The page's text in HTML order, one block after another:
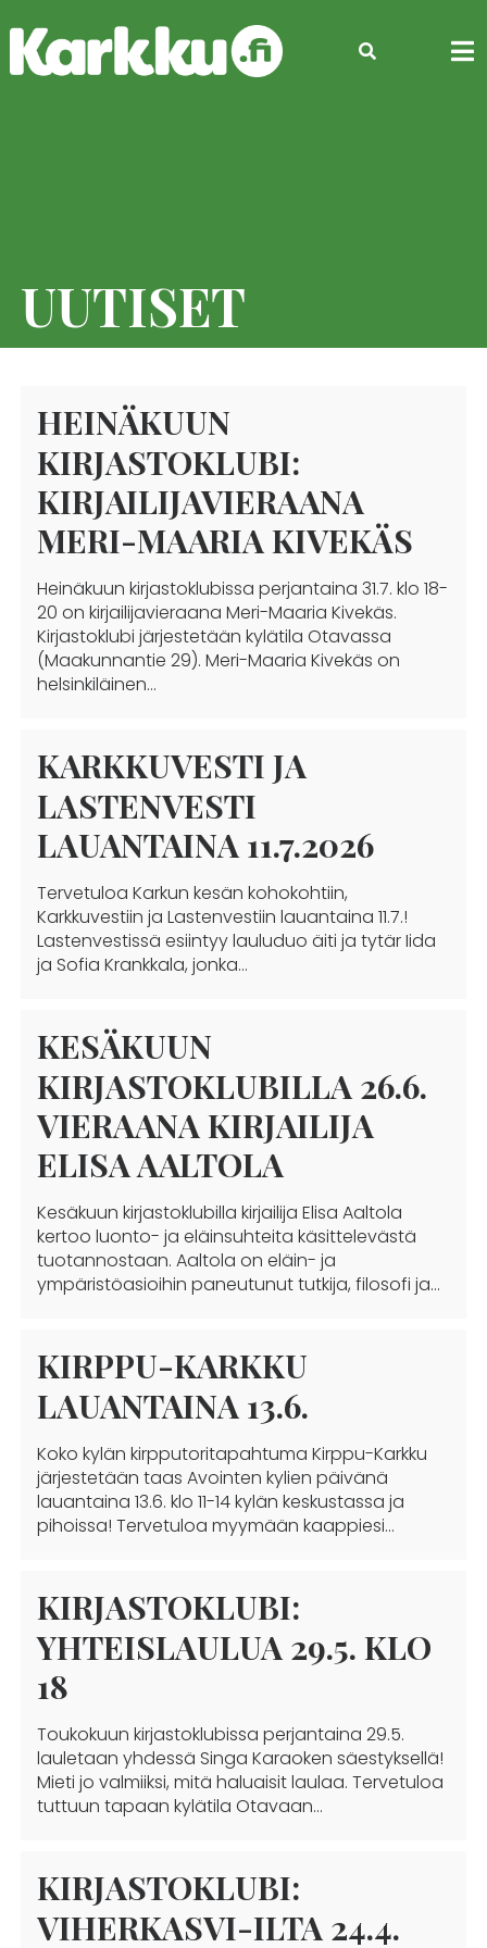
to
content
UUTISET
HEINÄKUUN
KIRJASTOKLUBI:
KIRJAILIJAVIERAANA
MERI-MAARIA KIVEKÄS
Heinäkuun kirjastoklubissa perjantaina 31.7. klo 18-
20 on kirjailijavieraana Meri-Maaria Kivekäs.
Kirjastoklubi järjestetään kylätila Otavassa
(Maakunnantie 29). Meri-Maaria Kivekäs on
helsinkiläinen…
KARKKUVESTI JA
LASTENVESTI
LAUANTAINA 11.7.2026
Tervetuloa Karkun kesän kohokohtiin,
Karkkuvestiin ja Lastenvestiin lauantaina 11.7.!
Lastenvestissä esiintyy lauluduo äiti ja tytär Iida
ja Sofia Krankkala, jonka…
KESÄKUUN
KIRJASTOKLUBILLA 26.6.
VIERAANA KIRJAILIJA
ELISA AALTOLA
Kesäkuun kirjastoklubilla kirjailija Elisa Aaltola
kertoo luonto- ja eläinsuhteita käsittelevästä
tuotannostaan. Aaltola on eläin- ja
ympäristöasioihin paneutunut tutkija, filosofi ja…
KIRPPU-KARKKU
LAUANTAINA 13.6.
Koko kylän kirpputoritapahtuma Kirppu-Karkku
järjestetään taas Avointen kylien päivänä
lauantaina 13.6. klo 11-14 kylän keskustassa ja
pihoissa! Tervetuloa myymään kaappiesi…
KIRJASTOKLUBI:
YHTEISLAULUA 29.5. KLO
18
Toukokuun kirjastoklubissa perjantaina 29.5.
lauletaan yhdessä Singa Karaoken säestyksellä!
Mieti jo valmiiksi, mitä haluaisit laulaa. Tervetuloa
tuttuun tapaan kylätila Otavaan…
KIRJASTOKLUBI:
VIHERKASVI-ILTA 24.4.